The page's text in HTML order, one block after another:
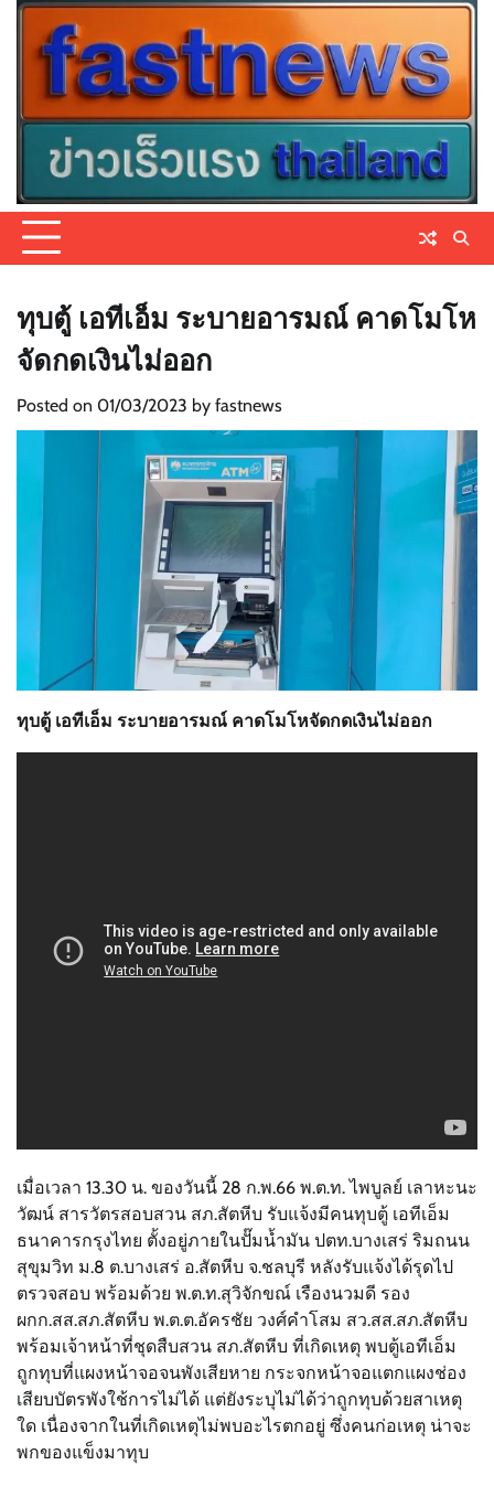
Skip
content
ทุบตู้ เอทีเอ็ม ระบายอารมณ์ คาดโมโห
จัดกดเงินไม่ออก
Posted on 01/03/2023 by fastnews
ทุบตู้ เอทีเอ็ม ระบายอารมณ์ คาดโมโหจัดกดเงินไม่ออก
เมื่อเวลา 13.30 น. ของวันนี้ 28 ก.พ.66 พ.ต.ท. ไพบูลย์ เลาหะนะ
วัฒน์ สารวัตรสอบสวน สภ.สัตหีบ รับแจ้งมีคนทุบตู้ เอทีเอ็ม
ธนาคารกรุงไทย ตั้งอยู่ภายในปั๊มน้ำมัน ปตท.บางเสร่ ริมถนน
สุขุมวิท ม.8 ต.บางเสร่ อ.สัตหีบ จ.ชลบุรี หลังรับแจ้งได้รุดไป
ตรวจสอบ พร้อมด้วย พ.ต.ท.สุวิจักขณ์ เรืองนวมดี รอง
ผกก.สส.สภ.สัตหีบ พ.ต.ต.อัครชัย วงศ์คำโสม สว.สส.สภ.สัตหีบ
พร้อมเจ้าหน้าที่ชุดสืบสวน สภ.สัตหีบ ที่เกิดเหตุ พบตู้เอทีเอ็ม
ถูกทุบที่แผงหน้าจอจนพังเสียหาย กระจกหน้าจอแตกแผงช่อง
เสียบบัตรพังใช้การไม่ได้ แต่ยังระบุไม่ได้ว่าถูกทุบด้วยสาเหตุ
ใด เนื่องจากในที่เกิดเหตุไม่พบอะไรตกอยู่ ซึ่งคนก่อเหตุ น่าจะ
พกของแข็งมาทุบ